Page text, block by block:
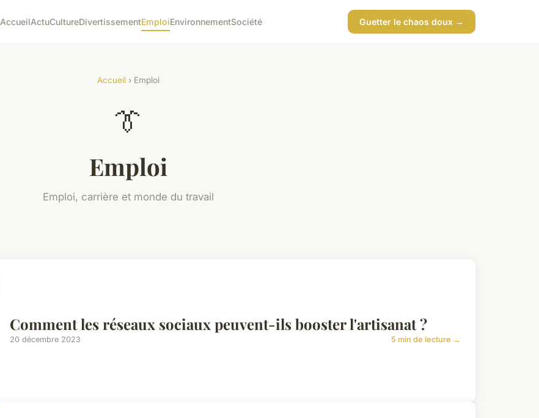
AccueilActuCultureDivertissementEmploiEnvironnementSociété Guetter le chaos doux →
Accueil › Emploi
👔
Emploi
Emploi, carrière et monde du travail
Comment les réseaux sociaux peuvent-ils booster l'artisanat ?
20 décembre 2023 5 min de lecture →